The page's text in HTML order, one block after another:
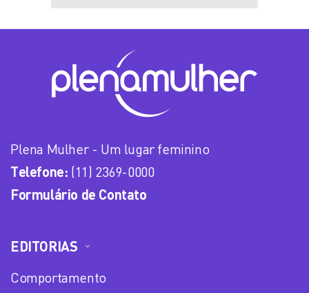
Plena Mulher - Um lugar feminino
Telefone: (11) 2369-0000
Formulário de Contato
EDITORIAS
Comportamento